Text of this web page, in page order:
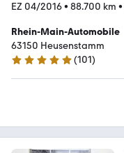
EZ 04/2016• 88.700 km •
Rhein-Main-Automobile
63150 Heusenstamm
4.8 Sterne
(101)